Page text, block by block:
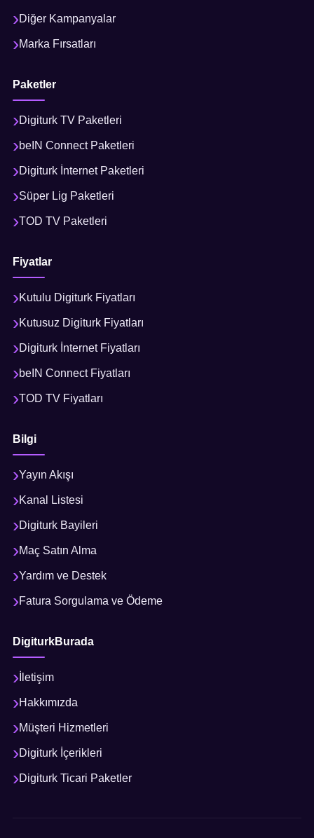
Diğer Kampanyalar
Marka Fırsatları
Paketler
Digiturk TV Paketleri
beIN Connect Paketleri
Digiturk İnternet Paketleri
Süper Lig Paketleri
TOD TV Paketleri
Fiyatlar
Kutulu Digiturk Fiyatları
Kutusuz Digiturk Fiyatları
Digiturk İnternet Fiyatları
beIN Connect Fiyatları
TOD TV Fiyatları
Bilgi
Yayın Akışı
Kanal Listesi
Digiturk Bayileri
Maç Satın Alma
Yardım ve Destek
Fatura Sorgulama ve Ödeme
DigiturkBurada
İletişim
Hakkımızda
Müşteri Hizmetleri
Digiturk İçerikleri
Digiturk Ticari Paketler